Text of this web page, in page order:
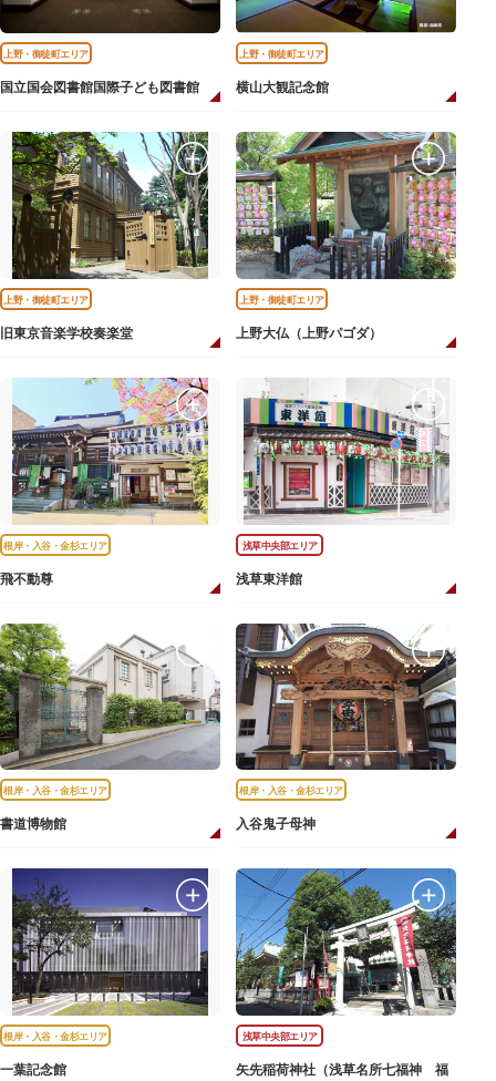
上野・御徒町エリア
国立国会図書館国際子ども図書館
上野・御徒町エリア
横山大観記念館
上野・御徒町エリア
旧東京音楽学校奏楽堂
上野・御徒町エリア
上野大仏（上野パゴダ）
根岸・入谷・金杉エリア
飛不動尊
浅草中央部エリア
浅草東洋館
根岸・入谷・金杉エリア
書道博物館
根岸・入谷・金杉エリア
入谷鬼子母神
根岸・入谷・金杉エリア
一葉記念館
浅草中央部エリア
矢先稲荷神社（浅草名所七福神 福